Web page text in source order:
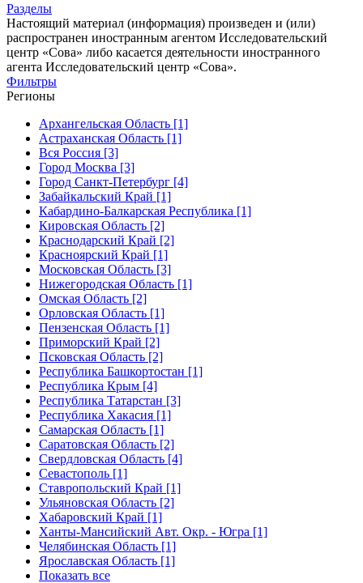
Разделы
Настоящий материал (информация) произведен и (или)
распространен иностранным агентом Исследовательский
центр «Сова» либо касается деятельности иностранного
агента Исследовательский центр «Сова».
Фильтры
Регионы
Архангельская Область [1]
Астраханская Область [1]
Вся Россия [3]
Город Москва [3]
Город Санкт-Петербург [4]
Забайкальский Край [1]
Кабардино-Балкарская Республика [1]
Кировская Область [2]
Краснодарский Край [2]
Красноярский Край [1]
Московская Область [3]
Нижегородская Область [1]
Омская Область [2]
Орловская Область [1]
Пензенская Область [1]
Приморский Край [2]
Псковская Область [2]
Республика Башкортостан [1]
Республика Крым [4]
Республика Татарстан [3]
Республика Хакасия [1]
Самарская Область [1]
Саратовская Область [2]
Свердловская Область [4]
Севастополь [1]
Ставропольский Край [1]
Ульяновская Область [2]
Хабаровский Край [1]
Ханты-Мансийский Авт. Окр. - Югра [1]
Челябинская Область [1]
Ярославская Область [1]
Показать все